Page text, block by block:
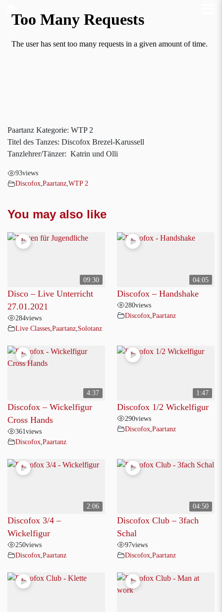
Paartanz Kategorie: WTP 2
Titel des Tanzes: Discofox Brezel-Karussell
Tanzlehrer/Tänzer: Katrin und Olli
93views
Discofox Paartanz WTP 2
You may also like
09:30
Disco – Live Unterricht
27.01.2021
284views
Live Classes Paartanz Solotanz
04:05
Discofox – Handshake
280views
Discofox Paartanz
4:37
Discofox – Wickelfigur
Cross Hands
361views
Discofox Paartanz
1:47
Discofox 1/2 Wickelfigur
290views
Discofox Paartanz
2:06
Discofox 3/4 –
Wickelfigur
250views
Discofox Paartanz
04:50
Discofox Club – 3fach
Schal
97views
Discofox Paartanz